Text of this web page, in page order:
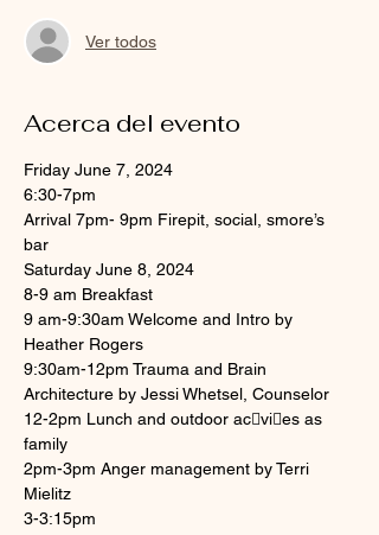
Ver todos
Acerca del evento
Friday June 7, 2024
6:30-7pm
Arrival 7pm- 9pm Firepit, social, smore’s
bar
Saturday June 8, 2024
8-9 am Breakfast
9 am-9:30am Welcome and Intro by
Heather Rogers
9:30am-12pm Trauma and Brain
Architecture by Jessi Whetsel, Counselor
12-2pm Lunch and outdoor ac􀆟vi􀆟es as
family
2pm-3pm Anger management by Terri
Mielitz
3-3:15pm